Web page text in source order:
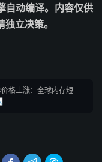
自动编译。内容仅供
立决策。
格上涨：全球内存短